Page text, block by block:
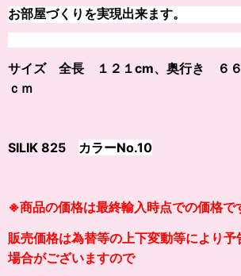
お部屋づくりを実現出来ます。
サイズ 全長 １２１cm、奥行き ６
ｃｍ
SILIK 825 カラーNo.10
※商品の価格は最終輸入時点での価格で
販売価格は為替等の上下変動等により予
場合がございますので